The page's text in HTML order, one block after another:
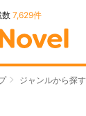
数 7,629件
ジャンルから探す